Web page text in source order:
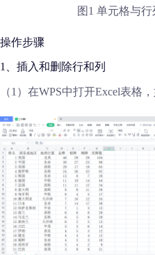
图1 单元格与行
操作步骤
1、插入和删除行和列
（1）在WPS中打开Excel表格